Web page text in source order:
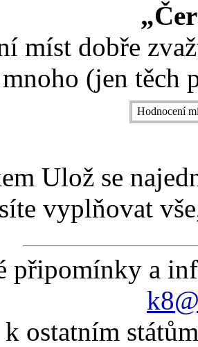
míst dobře
(jen těch
Hodnocení
Ulož se
vyplňovat
připomínky a
ostatním